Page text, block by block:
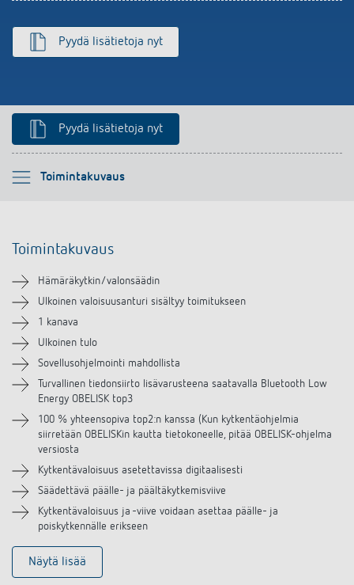
Pyydä lisätietoja nyt
Pyydä lisätietoja nyt
Toimintakuvaus
Ole hyvä ja valitse
Lataukset
Lisätarvikkeet
Samanlaisia tuotteita
Toimintakuvaus
Hämäräkytkin/valonsäädin
Ulkoinen valoisuusanturi sisältyy toimitukseen
1 kanava
Ulkoinen tulo
Sovellusohjelmointi mahdollista
Turvallinen tiedonsiirto lisävarusteena saatavalla Bluetooth Low
Energy OBELISK top3
100 % yhteensopiva top2:n kanssa (Kun kytkentäohjelmia
siirretään OBELISKin kautta tietokoneelle, pitää OBELISK-ohjelma
versiosta
Kytkentävaloisuus asetettavissa digitaalisesti
Säädettävä päälle- ja päältäkytkemisviive
Kytkentävaloisuus ja -viive voidaan asettaa päälle- ja
poiskytkennälle erikseen
Näytä lisää